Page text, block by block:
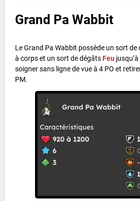
Grand Pa Wabbit
Le Grand Pa Wabbit possède un sort de
à corps et un sort de dégâts Feu
soigner sans ligne de vue à 4 PO et
PM.